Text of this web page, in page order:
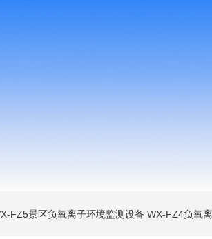
FZ5景区负氧离子环境监测设备 WX-FZ4负氧